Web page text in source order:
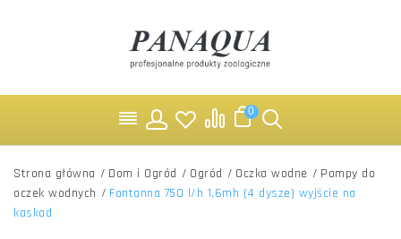
0
Strona główna / Dom i Ogród / Ogród / Oczka wodne / Pompy do
oczek wodnych / Fontanna 750 l/h 1,6mh (4 dysze) wyjście na
kaskad